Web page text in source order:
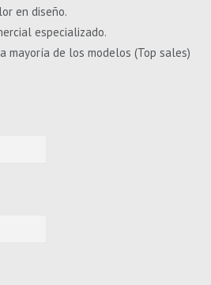
en diseño.
especializado.
mayoría de los modelos (Top sales)